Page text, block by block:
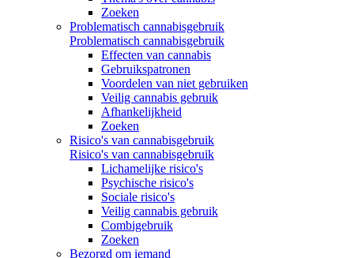
Zoeken
Problematisch cannabisgebruik
Problematisch cannabisgebruik
Effecten van cannabis
Gebruikspatronen
Voordelen van niet gebruiken
Veilig cannabis gebruik
Afhankelijkheid
Zoeken
Risico's van cannabisgebruik
Risico's van cannabisgebruik
Lichamelijke risico's
Psychische risico's
Sociale risico's
Veilig cannabis gebruik
Combigebruik
Zoeken
Bezorgd om iemand